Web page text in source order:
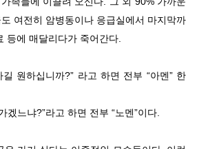
여전히 암병동이나 응급실에서 마지막까
등에 매달리다가 죽어간다.
원하십니까?” 라고 하면 전부 “아멘” 한
겠느냐?”라고 하면 전부 “노멘”이다.